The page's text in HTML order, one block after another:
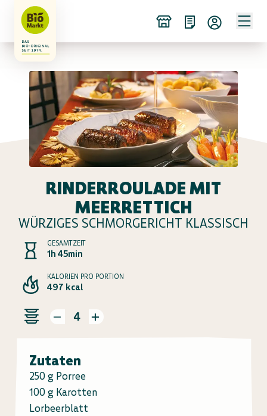
RINDERROULADE MIT
MEERRETTICH
WÜRZIGES SCHMORGERICHT KLASSISCH
GESAMTZEIT
1h 45min
KALORIEN PRO PORTION
497 kcal
4
Zutaten
250 g Porree
100 g Karotten
Lorbeerblatt